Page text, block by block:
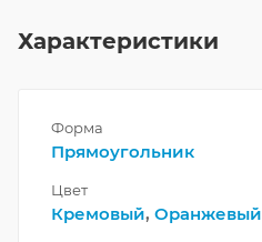
Характеристики
Форма
Прямоугольник
Цвет
Кремовый, Оранжевый